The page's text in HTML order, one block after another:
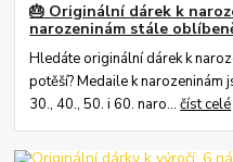
🎂 Originální dárek k
narozeninám stále
Hledáte originální dárek k
potěší? Medaile k
30., 40., 50. i 60. naro...číst celé